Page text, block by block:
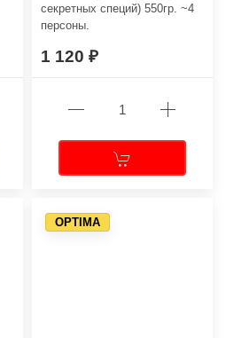
секретных специй) 550гр. ~4
персоны.
1 120
OPTIMA